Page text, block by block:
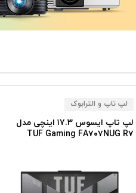
لپ تاپ و الترابوک
لپ تاپ ایسوس ۱۷.۳ اینچی مدل
TUF Gaming FA۷۰۷NUG R۷